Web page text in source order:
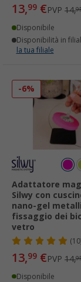
13,99 €PVP 14,
Disponibile
Disponibilità in
la tua filiale
-6%
Adattatore
Silwy con
nano-gel
fissaggio dei
vetro
13,99 €PVP 14,
Disponibile